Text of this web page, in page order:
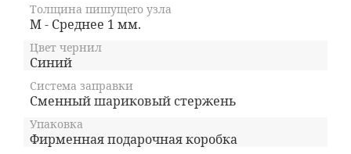
Толщина пишущего узла
M - Среднее 1 мм.
Цвет чернил
Синий
Система заправки
Сменный шариковый стержень
Упаковка
Фирменная подарочная коробка